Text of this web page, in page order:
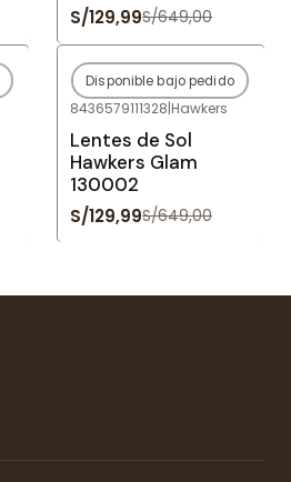
S/129,99S/649,00
-80%OFF
Agotado
Disponible bajo pedido
8436579111328|Hawkers
Lentes de Sol
Hawkers Glam
130002
S/129,99S/649,00